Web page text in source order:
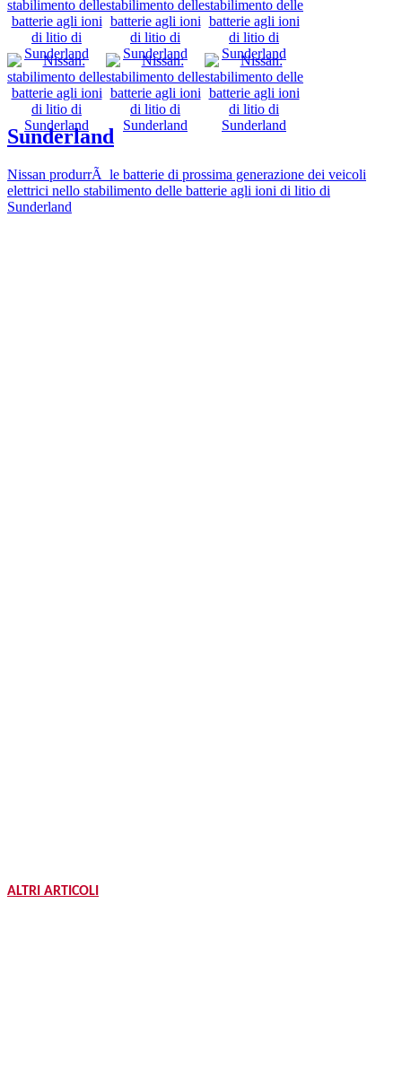
Sunderland
Nissan produrrÃ le batterie di prossima generazione dei veicoli
elettrici nello stabilimento delle batterie agli ioni di litio di
Sunderland
ALTRI ARTICOLI